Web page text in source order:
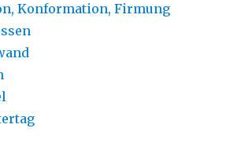
Konformation, Firmung